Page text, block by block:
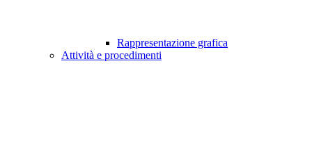
Rappresentazione grafica
Attività e procedimenti